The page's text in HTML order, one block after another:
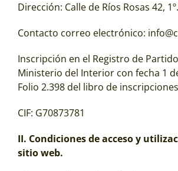
Dirección: Calle de Ríos Rosas 42,
Contacto correo electrónico:
Inscripción en el Registro de
Ministerio del Interior con fecha 1
Folio 2.398 del libro de inscripciones
CIF: G70873781
II. Condiciones de acceso y
sitio web.